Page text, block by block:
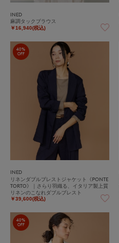
INED
麻調タックブラウス
￥16,940(税込)
40%
OFF
INED
リネンダブルブレストジャケット《PONTE
TORTO》｜さらり羽織る、イタリア製上質
リネンのこなれダブルブレスト
￥39,600(税込)
40%
OFF